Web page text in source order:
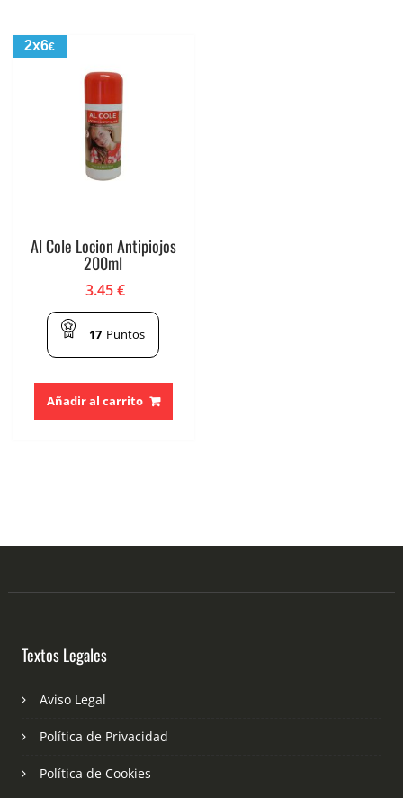
2x6€
Al Cole Locion Antipiojos
200ml
3.45€
17 Puntos
Añadir al carrito
Textos Legales
Aviso Legal
Política de Privacidad
Política de Cookies